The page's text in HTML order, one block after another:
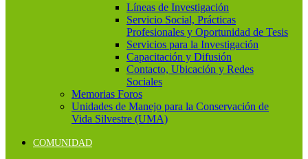
Líneas de Investigación
Servicio Social, Prácticas
Profesionales y Oportunidad de Tesis
Servicios para la Investigación
Capacitación y Difusión
Contacto, Ubicación y Redes
Sociales
Memorias Foros
Unidades de Manejo para la Conservación de
Vida Silvestre (UMA)
COMUNIDAD